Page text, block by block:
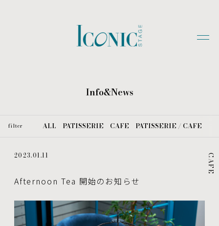
Info&News
filter ALL PATISSERIE CAFE PATISSERIE / CAFE
CAFE
2023.01.11
Afternoon Tea 開始のお知らせ